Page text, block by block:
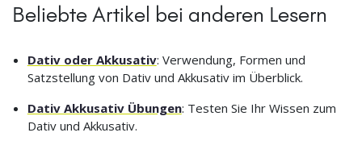
Beliebte Artikel bei anderen Lesern
Dativ oder Akkusativ: Verwendung, Formen und
Satzstellung von Dativ und Akkusativ im Überblick.
Dativ Akkusativ Übungen: Testen Sie Ihr Wissen zum
Dativ und Akkusativ.